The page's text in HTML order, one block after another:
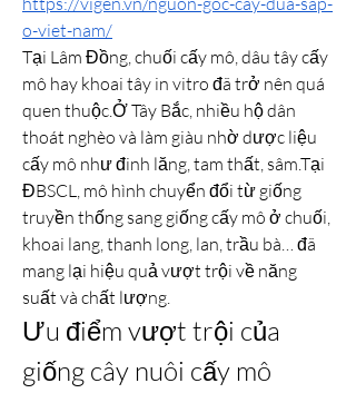
o-viet-nam/
Tại Lâm Đồng, chuối cấy mô, dâu tây cấy
mô hay khoai tây in vitro đã trở nên quá
quen thuộc.Ở Tây Bắc, nhiều hộ dân
thoát nghèo và làm giàu nhờ dược liệu
cấy mô như đinh lăng, tam thất, sâm.Tại
ĐBSCL, mô hình chuyển đổi từ giống
truyền thống sang giống cấy mô ở chuối,
khoai lang, thanh long, lan, trầu bà… đã
mang lại hiệu quả vượt trội về năng
suất và chất lượng.
Ưu điểm vượt trội của
giống cây nuôi cấy mô